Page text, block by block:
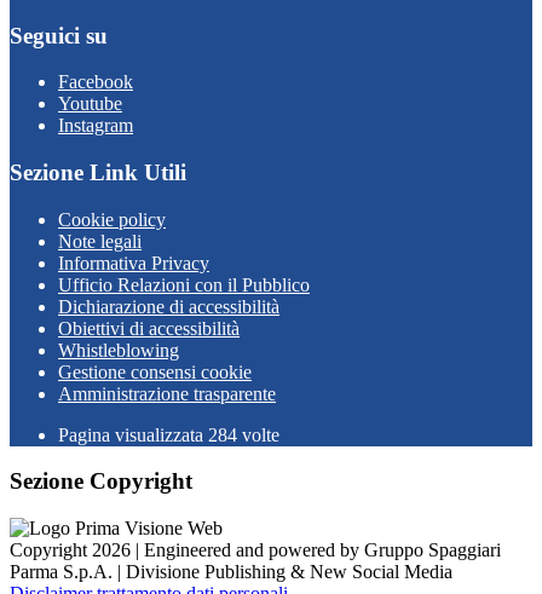
Seguici su
Facebook
Youtube
Instagram
Sezione Link Utili
Cookie policy
Note legali
Informativa Privacy
Ufficio Relazioni con il Pubblico
Dichiarazione di accessibilità
Obiettivi di accessibilità
Whistleblowing
Gestione consensi cookie
Amministrazione trasparente
Pagina visualizzata 284 volte
Sezione Copyright
Copyright 2026 | Engineered and powered by Gruppo Spaggiari
Parma S.p.A. | Divisione Publishing & New Social Media